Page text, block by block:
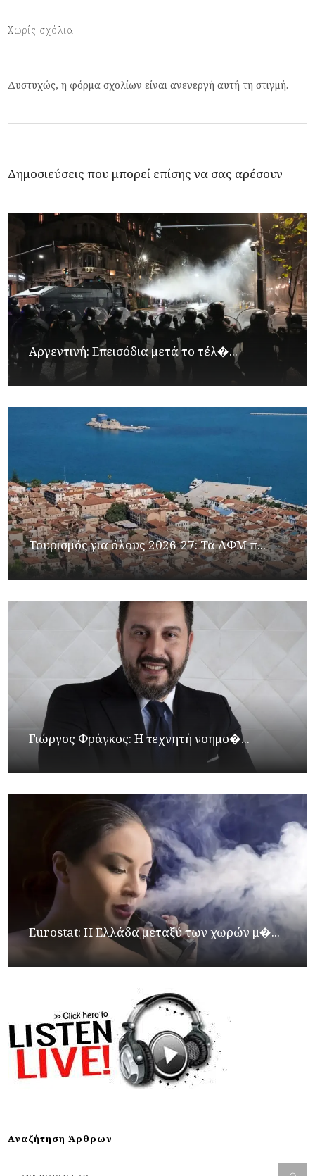
Χωρίς σχόλια
Δυστυχώς, η φόρμα σχολίων είναι ανενεργή αυτή τη στιγμή.
Δημοσιεύσεις που μπορεί επίσης να σας αρέσουν
Αργεντινή: Επεισόδια μετά το τέλ�...
Τουρισμός για όλους 2026-27: Τα ΑΦΜ π...
Γιώργος Φράγκος: Η τεχνητή νοημο�...
Eurostat: Η Ελλάδα μεταξύ των χωρών μ�...
Αναζήτηση Άρθρων